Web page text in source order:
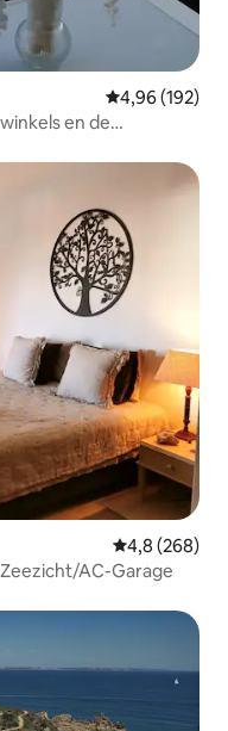
Gemiddelde
4,96 (192)
en de
Gemiddelde
4,8 (268)
AC-Garage